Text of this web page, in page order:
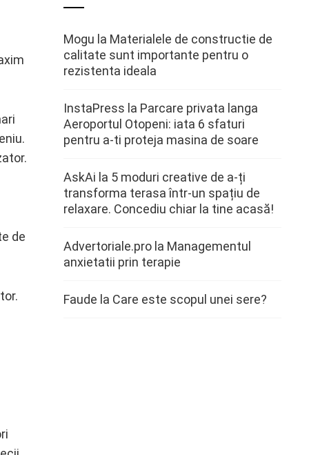
de
Mogu la Materialele de constructie de
calitate sunt importante pentru o
rezistenta ideala
InstaPress la Parcare privata langa
Aeroportul Otopeni: iata 6 sfaturi
pentru a-ti proteja masina de soare
AskAi la 5 moduri creative de a-ți
transforma terasa într-un spațiu de
relaxare. Concediu chiar la tine acasă!
Advertoriale.pro la Managementul
anxietatii prin terapie
Faude la Care este scopul unei sere?